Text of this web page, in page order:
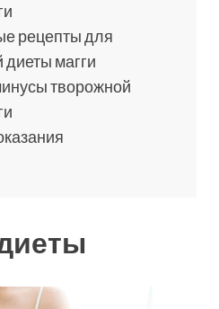
рецепты для
магги
творожной